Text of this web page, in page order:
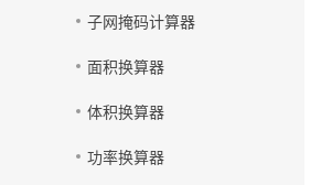
子网掩码计算器
面积换算器
体积换算器
功率换算器